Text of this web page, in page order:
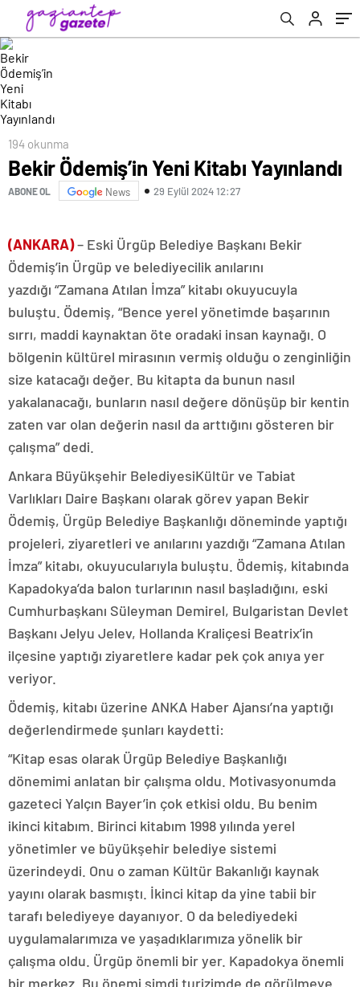
194 okunma
Bekir Ödemiş’in Yeni Kitabı Yayınlandı
ABONE OL News 29 Eylül 2024 12:27
(ANKARA)– Eski Ürgüp Belediye Başkanı Bekir
Ödemiş’in Ürgüp ve belediyecilik anılarını
yazdığı “Zamana Atılan İmza” kitabı okuyucuyla
buluştu. Ödemiş, “Bence yerel yönetimde başarının
sırrı, maddi kaynaktan öte oradaki insan kaynağı. O
bölgenin kültürel mirasının vermiş olduğu o zenginliğin
size katacağı değer. Bu kitapta da bunun nasıl
yakalanacağı, bunların nasıl değere dönüşüp bir kentin
zaten var olan değerin nasıl da arttığını gösteren bir
çalışma” dedi.
Ankara Büyükşehir BelediyesiKültür ve Tabiat
Varlıkları Daire Başkanı olarak görev yapan Bekir
Ödemiş, Ürgüp Belediye Başkanlığı döneminde yaptığı
projeleri, ziyaretleri ve anılarını yazdığı “Zamana Atılan
İmza” kitabı, okuyucularıyla buluştu. Ödemiş, kitabında
Kapadokya’da balon turlarının nasıl başladığını, eski
Cumhurbaşkanı Süleyman Demirel, Bulgaristan Devlet
Başkanı Jelyu Jelev, Hollanda Kraliçesi Beatrix’in
ilçesine yaptığı ziyaretlere kadar pek çok anıya yer
veriyor.
Ödemiş, kitabı üzerine ANKA Haber Ajansı’na yaptığı
değerlendirmede şunları kaydetti:
“Kitap esas olarak Ürgüp Belediye Başkanlığı
dönemimi anlatan bir çalışma oldu. Motivasyonumda
gazeteci Yalçın Bayer’in çok etkisi oldu. Bu benim
ikinci kitabım. Birinci kitabım 1998 yılında yerel
yönetimler ve büyükşehir belediye sistemi
üzerindeydi. Onu o zaman Kültür Bakanlığı kaynak
yayını olarak basmıştı. İkinci kitap da yine tabii bir
tarafı belediyeye dayanıyor. O da belediyedeki
uygulamalarımıza ve yaşadıklarımıza yönelik bir
çalışma oldu. Ürgüp önemli bir yer. Kapadokya önemli
bir merkez. Bu önemi şimdi turizimde de görülmeye